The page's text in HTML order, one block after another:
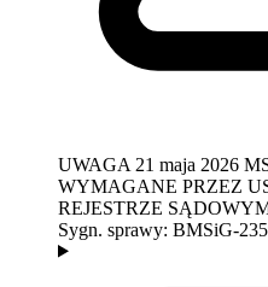
UWAGA 21 maja 2026
WYMAGANE PRZEZ
REJESTRZE
Sygn. sprawy: BMSiG-